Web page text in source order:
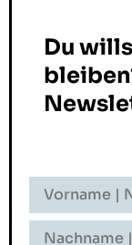
Du
Vorname
Nome
Nachname